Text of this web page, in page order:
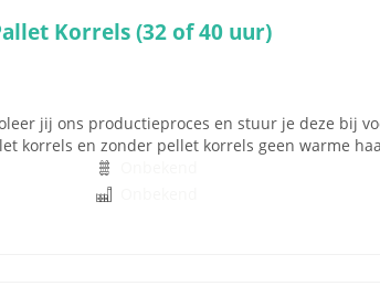
Korrels (32 of 40 uur)
jij ons productieproces en stuur je deze bij
korrels en zonder pellet korrels geen warme